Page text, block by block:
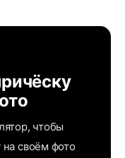
чтобы
своём фото